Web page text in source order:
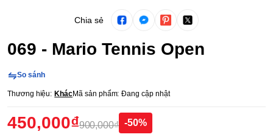
Chia sẻ
069 - Mario Tennis Open
So sánh
Thương hiệu: KhácMã sản phẩm: Đang cập nhật
450,000₫900,000₫ -50%